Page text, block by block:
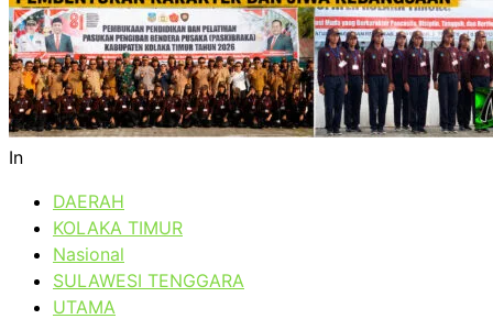
In
DAERAH
KOLAKA TIMUR
Nasional
SULAWESI TENGGARA
UTAMA